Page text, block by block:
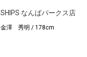
SHIPS なんばパークス店
金澤 秀明 / 178cm